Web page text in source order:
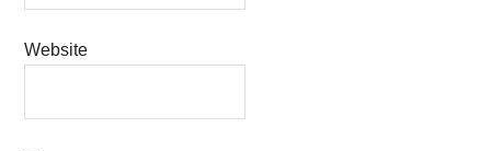
Website